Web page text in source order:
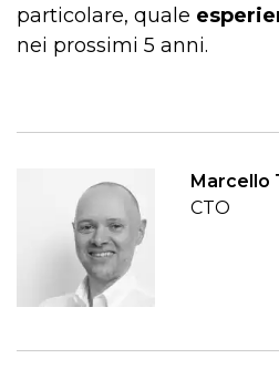
particolare, quale
nei prossimi 5 anni.
Marcello
CTO